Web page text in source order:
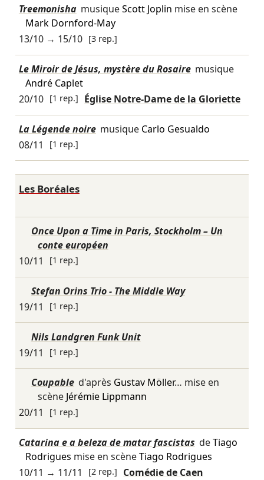
Treemonisha musiqueScott Joplin mise en scène
Mark Dornford-May
13/10→ 15/10 [3 rep.]
Le Miroir de Jésus, mystère du Rosaire musique
André Caplet
20/10 [1 rep.] Église Notre-Dame de la Gloriette
La Légende noire musique Carlo Gesualdo
08/11
[1 rep.]
Les Boréales
Once Upon a Time in Paris, Stockholm – Un
conte européen
10/11
[1 rep.]
Stefan Orins Trio - The Middle Way
19/11
[1 rep.]
Nils Landgren Funk Unit
19/11
[1 rep.]
Coupable d'après Gustav Möller… mise en
scène Jérémie Lippmann
20/11
[1 rep.]
Catarina e a beleza de matar fascistas deTiago
Rodrigues mise en scèneTiago Rodrigues
10/11 → 11/11 [2 rep.] Comédie de Caen